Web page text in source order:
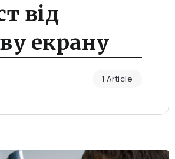
від
екрану
1 Article